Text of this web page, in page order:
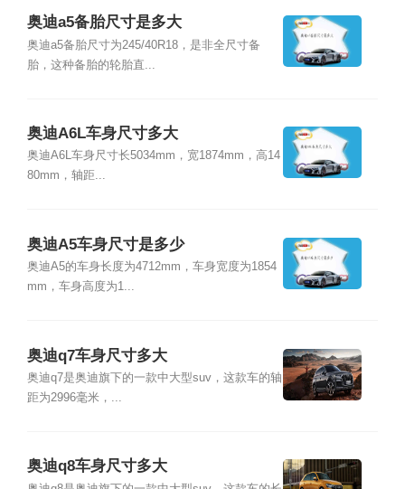
奥迪a5备胎尺寸是多大
奥迪a5备胎尺寸为245/40R18，是非全尺寸备
胎，这种备胎的轮胎直...
奥迪A6L车身尺寸多大
奥迪A6L车身尺寸长5034mm，宽1874mm，高14
80mm，轴距...
奥迪A5车身尺寸是多少
奥迪A5的车身长度为4712mm，车身宽度为1854
mm，车身高度为1...
奥迪q7车身尺寸多大
奥迪q7是奥迪旗下的一款中大型suv，这款车的轴
距为2996毫米，...
奥迪q8车身尺寸多大